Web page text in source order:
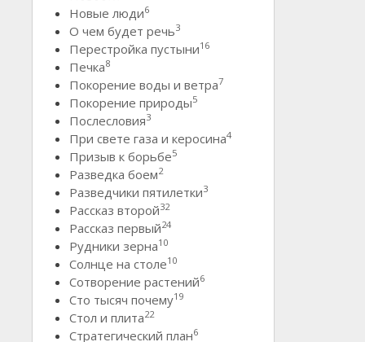
Новые люди6
О чем будет речь3
Перестройка пустыни16
Печка8
Покорение воды и ветра7
Покорение природы5
Послесловия3
При свете газа и керосина4
Призыв к борьбе5
Разведка боем2
Разведчики пятилетки3
Рассказ второй32
Рассказ первый24
Рудники зерна10
Солнце на столе10
Сотворение растений6
Сто тысяч почему19
Стол и плита22
Стратегический план6